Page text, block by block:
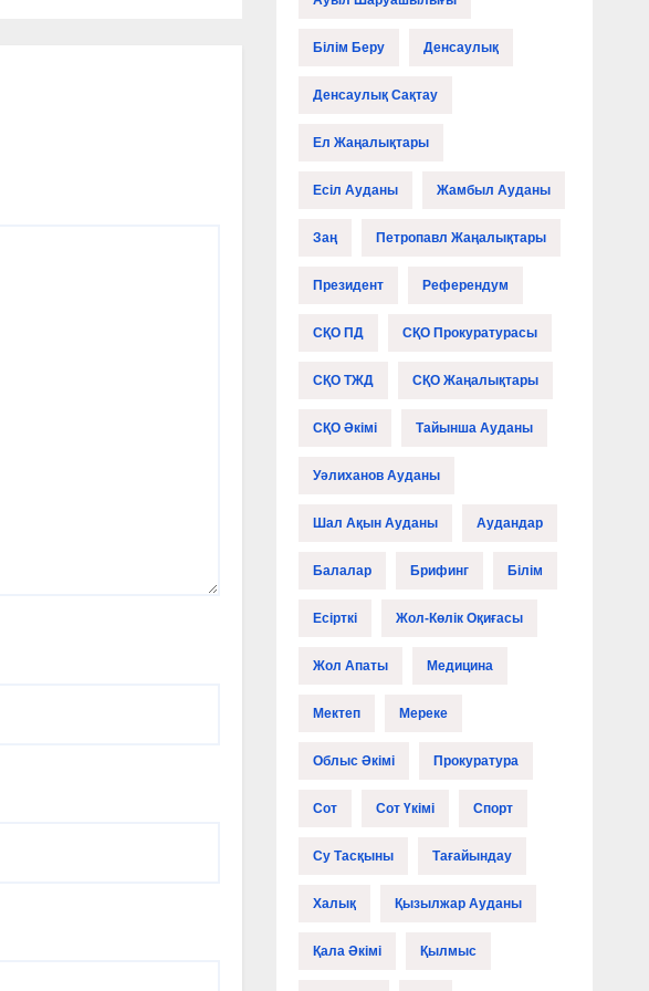
Білім Беру Денсаулық
Денсаулық Сақтау
Ел Жаңалықтары
Есіл Ауданы Жамбыл Ауданы
Заң Петропавл Жаңалықтары
Президент Референдум
СҚО ПД СҚО Прокуратурасы
СҚО ТЖД СҚО Жаңалықтары
СҚО Әкімі Тайынша Ауданы
Уәлиханов Ауданы
Шал Ақын Ауданы Аудандар
Балалар Брифинг Білім
Есірткі Жол-Көлік Оқиғасы
Жол Апаты Медицина
Мектеп Мереке
Облыс Әкімі Прокуратура
Сот Сот Үкімі Спорт
Су Тасқыны Тағайындау
Халық Қызылжар Ауданы
Қала Әкімі Қылмыс